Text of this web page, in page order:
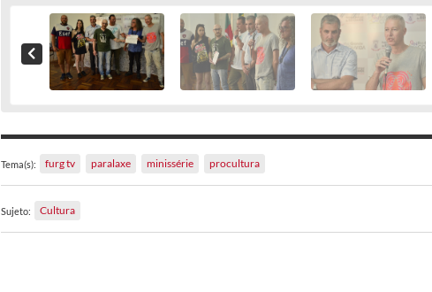
Tema(s): furg tv paralaxe minissérie procultura
Sujeto: Cultura